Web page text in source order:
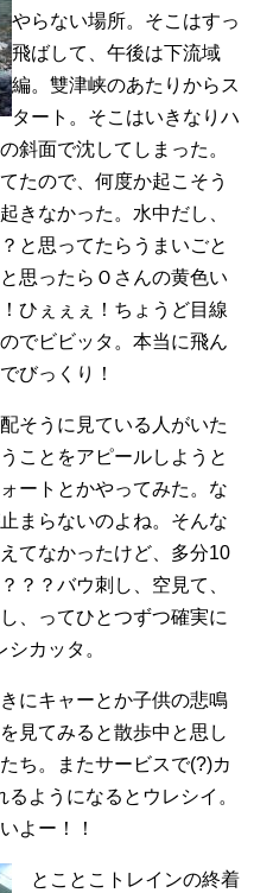
やらない場所。そこはすっ
飛ばして、午後は下流域
編。雙津峡のあたりからス
タート。そこはいきなりハ
斜面で沈してしまった。
たので、何度か起こそう
きなかった。水中だし、
と思ってたらうまいごと
思ったらＯさんの黄色い
ひぇぇぇ！ちょうど目線
でビビッタ。本当に飛ん
びっくり！
そうに見ている人がいた
ことをアピールしようと
ートとかやってみた。な
まらないのよね。そんな
てなかったけど、多分10
？？バウ刺し、空見て、
、ってひとつずつ確実に
カッタ。
にキャーとか子供の悲鳴
見てみると散歩中と思し
ち。またサービスで(?)カ
ようになるとウレシイ。
よー！！
とことこトレインの終着